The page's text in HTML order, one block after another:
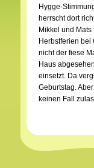
Hygge-
herrscht dort
Mikkel und
Herbstferien bei
nicht der fiese
Haus
einsetzt. Da
Geburtstag.
keinen Fall